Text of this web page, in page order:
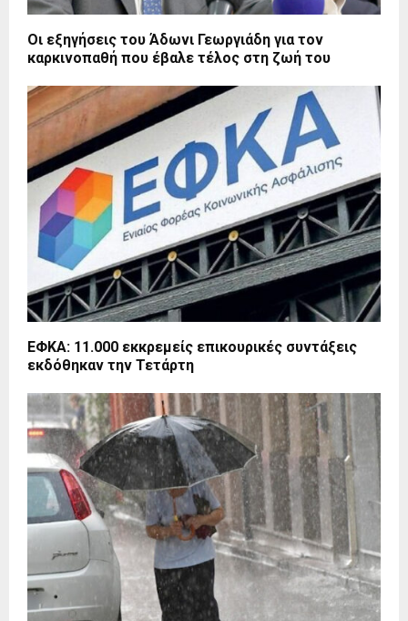
Οι εξηγήσεις του Άδωνι Γεωργιάδη για τον
καρκινοπαθή που έβαλε τέλος στη ζωή του
ΕΦΚΑ: 11.000 εκκρεμείς επικουρικές συντάξεις
εκδόθηκαν την Τετάρτη